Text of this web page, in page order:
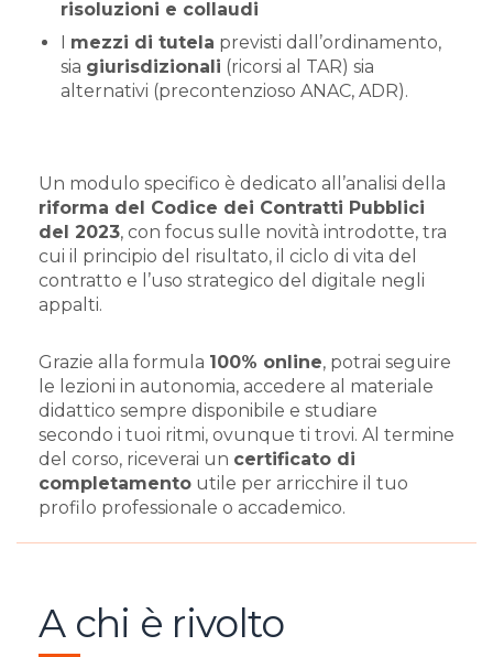
risoluzioni e collaudi
mezzi di tutela previsti dall’ordinamento,
sia giurisdizionali (ricorsi al TAR) sia
alternativi (precontenzioso ANAC, ADR).
Un modulo specifico è dedicato all’analisi della
riforma del Codice dei Contratti Pubblici
del 2023, con focus sulle novità introdotte, tra
cui il principio del risultato, il ciclo di vita del
contratto e l’uso strategico del digitale negli
appalti.
Grazie alla formula 100% online, potrai seguire
le lezioni in autonomia, accedere al materiale
didattico sempre disponibile e studiare
secondo i tuoi ritmi, ovunque ti trovi. Al termine
del corso, riceverai un certificato di
completamento utile per arricchire il tuo
profilo professionale o accademico.
A chi è rivolto